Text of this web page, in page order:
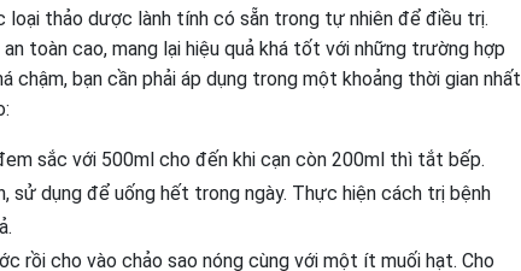
loại thảo dược lành tính có sẵn trong tự nhiên để điều trị.
toàn cao, mang lại hiệu quả khá tốt với những trường hợp
chậm, bạn cần phải áp dụng trong một khoảng thời gian nhất
sắc với 500ml cho đến khi cạn còn 200ml thì tắt bếp.
sử dụng để uống hết trong ngày. Thực hiện cách trị bệnh
rồi cho vào chảo sao nóng cùng với một ít muối hạt. Cho